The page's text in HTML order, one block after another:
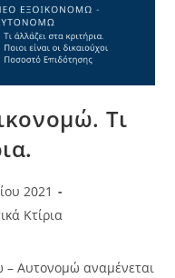
Τι
2021
Κτίρια
– Αυτονομώ αναμένεται